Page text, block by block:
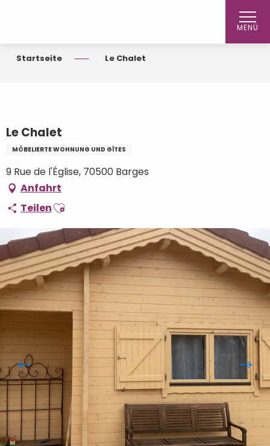
MENÜ
Startseite Le Chalet
Le Chalet
MÖBELIERTE WOHNUNG UND GÎTES
9 Rue de l'Église, 70500 Barges
Anfahrt
TeilenAjouter aux favoris